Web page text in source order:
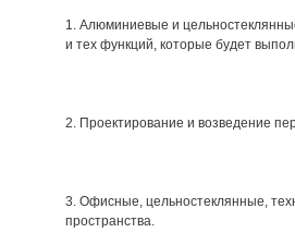
1. Алюминиевые и
и тех функций, которые будет
2. Проектирование и возведение
3. Офисные, цельностеклянные,
пространства.